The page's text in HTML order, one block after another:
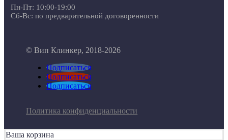
Пн-Пт: 10:00-19:00
Сб-Вс: по предварительной договоренности
© Вип Клинкер, 2018-2026
Подписаться
Подписаться
Подписаться
Политика конфиденциальности
Ваша корзина